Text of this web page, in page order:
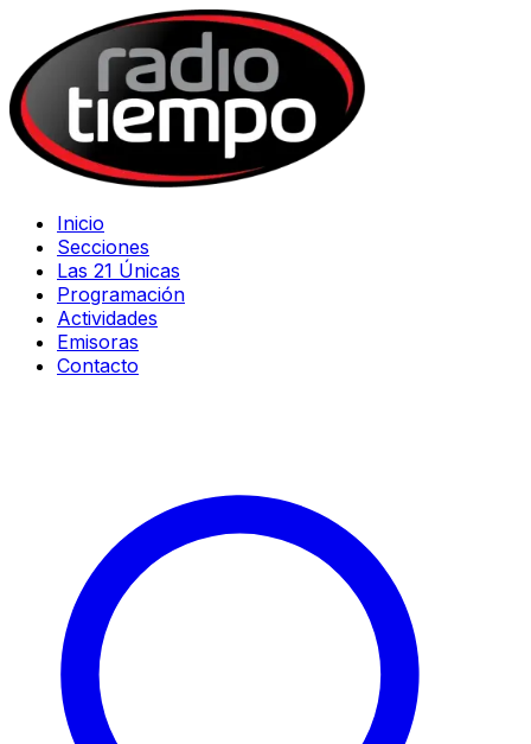
Inicio
Secciones
Las 21 Únicas
Programación
Actividades
Emisoras
Contacto